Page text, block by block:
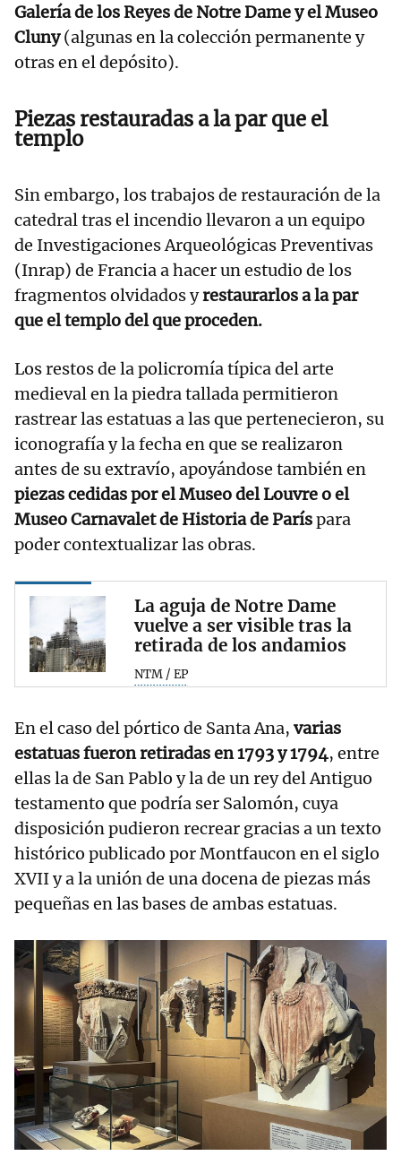
Galería de los Reyes de Notre Dame y el Museo
Cluny(algunas en la colección permanente y
otras en el depósito).
Piezas restauradas a la par que el
templo
Sin embargo, los trabajos de restauración de la
catedral tras el incendio llevaron a un equipo
de Investigaciones Arqueológicas Preventivas
(Inrap) de Francia a hacer un estudio de los
fragmentos olvidados yrestaurarlos a la par
que el templo del que proceden.
Los restos de la policromía típica del arte
medieval en la piedra tallada permitieron
rastrear las estatuas a las que pertenecieron, su
iconografía y la fecha en que se realizaron
antes de su extravío, apoyándose también en
piezas cedidas por el Museo del Louvre o el
Museo Carnavalet de Historia de Paríspara
poder contextualizar las obras.
La aguja de Notre Dame
vuelve a ser visible tras la
retirada de los andamios
NTM / EP
En el caso del pórtico de Santa Ana, varias
estatuas fueron retiradas en 1793 y 1794, entre
ellas la de San Pablo y la de un rey del Antiguo
testamento que podría ser Salomón, cuya
disposición pudieron recrear gracias a un texto
histórico publicado por Montfaucon en el siglo
XVII y a la unión de una docena de piezas más
pequeñas en las bases de ambas estatuas.